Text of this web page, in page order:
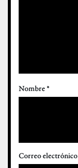
Nombre*
Correo electrónico